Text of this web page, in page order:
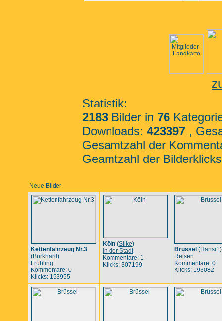
Statistik:
2183 Bilder in 76
Downloads: 423397 ,
Gesamtzahl der
Geamtzahl der
Neue Bilder
Kettenfahrzeug Nr.3
(Burkhard)
Frühling
Kommentare: 0
Klicks: 153955
Köln (Silke)
In der Stadt
Kommentare: 1
Klicks: 307199
Brüssel (Hansi1)
Reisen
Kommentare: 0
Klicks: 193082